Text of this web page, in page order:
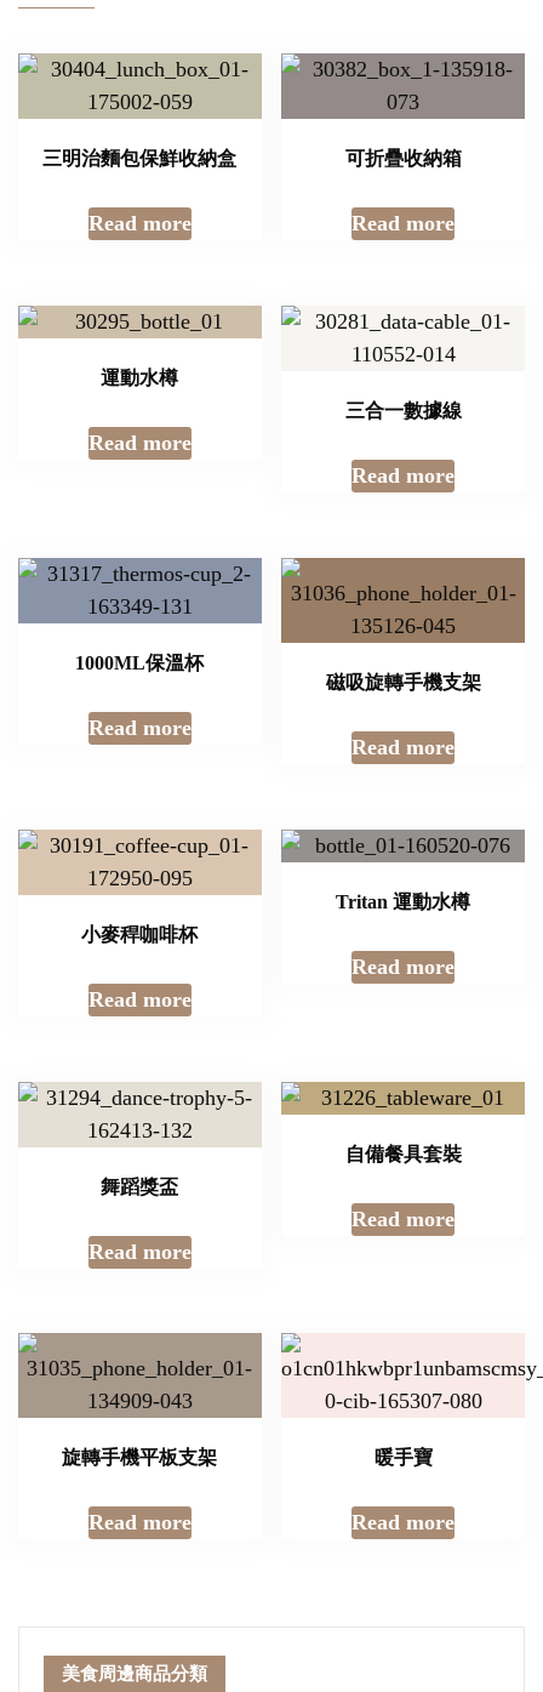
三明治麵包保鮮收納盒
Read more
可折疊收納箱
Read more
運動水樽
Read more
三合一數據線
Read more
1000ML保溫杯
Read more
磁吸旋轉手機支架
Read more
小麥稈咖啡杯
Read more
Tritan 運動水樽
Read more
舞蹈獎盃
Read more
自備餐具套裝
Read more
旋轉手機平板支架
Read more
暖手寶
Read more
美食周邊商品分類